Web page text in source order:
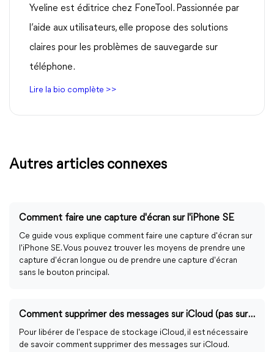
Yveline est éditrice chez FoneTool. Passionnée par
l’aide aux utilisateurs, elle propose des solutions
claires pour les problèmes de sauvegarde sur
téléphone.
Lire la bio complète >>
Autres articles connexes
Comment faire une capture d'écran sur l'iPhone SE
Ce guide vous explique comment faire une capture d'écran sur
l'iPhone SE. Vous pouvez trouver les moyens de prendre une
capture d'écran longue ou de prendre une capture d'écran
sans le bouton principal.
Comment supprimer des messages sur iCloud (pas sur l'iPhone)
Pour libérer de l'espace de stockage iCloud, il est nécessaire
de savoir comment supprimer des messages sur iCloud.